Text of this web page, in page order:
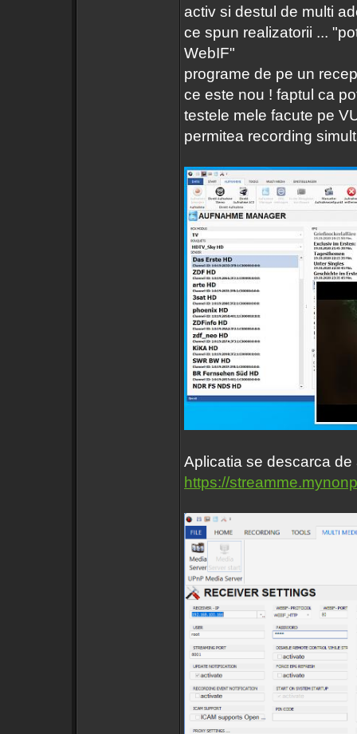
activ si destul de multi
ce spun realizatorii ...
WebIF"
programe de pe un
ce este nou ! faptul ca
testele mele facute pe
permitea recording
Aplicatia se descarca de
https://